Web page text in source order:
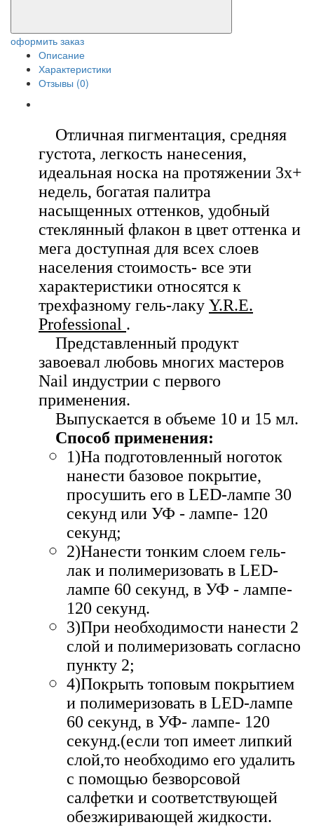
оформить заказ
Описание
Характеристики
Отзывы (0)
Отличная пигментация, средняя
густота, легкость нанесения,
идеальная носка на протяжении 3х+
недель, богатая палитра
насыщенных оттенков, удобный
стеклянный флакон в цвет оттенка и
мега доступная для всех слоев
населения стоимость- все эти
характеристики относятся к
трехфазному гель-лаку Y.R.E.
Professional .
Представленный продукт
завоевал любовь многих мастеров
Nail индустрии с первого
применения.
Выпускается в объеме 10 и 15 мл.
Способ применения:
1)На подготовленный ноготок
нанести базовое покрытие,
просушить его в LED-лампе 30
секунд или УФ - лампе- 120
секунд;
2)Нанести тонким слоем гель-
лак и полимеризовать в LED-
лампе 60 секунд, в УФ - лампе-
120 секунд.
3)При необходимости нанести 2
слой и полимеризовать согласно
пункту 2;
4)Покрыть топовым покрытием
и полимеризовать в LED-лампе
60 секунд, в УФ- лампе- 120
секунд.(если топ имеет липкий
слой,то необходимо его удалить
с помощью безворсовой
салфетки и соответствующей
обезжиривающей жидкости.